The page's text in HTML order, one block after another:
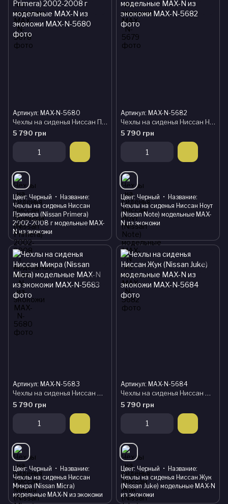
Артикул: MAX-N-5680
Чехлы на сиденья Ниссан Примера (Nissan Primera) 2002-2008 г модельные MAX-N из экокожи
5 790 грн
Цвет Черный
Название
Чехлы на сиденья Ниссан
Примера (Nissan Primera)
2002-2008 г модельные MAX-
N из экокожи
Артикул: MAX-N-5682
Чехлы на сиденья Ниссан Ноут (Nissan Note) модельные MAX-N из экокожи
5 790 грн
Цвет Черный
Название
Чехлы на сиденья Ниссан Ноут
(Nissan Note) модельные MAX-
N из экокожи
Артикул: MAX-N-5683
Чехлы на сиденья Ниссан Микра (Nissan Micra) модельные MAX-N из экокожи
5 790 грн
Цвет Черный
Название
Чехлы на сиденья Ниссан
Микра (Nissan Micra)
модельные MAX-N из экокожи
Артикул: MAX-N-5684
Чехлы на сиденья Ниссан Жук (Nissan Juke) модельные MAX-N из экокожи
5 790 грн
Цвет Черный
Название
Чехлы на сиденья Ниссан Жук
(Nissan Juke) модельные MAX-N
из экокожи